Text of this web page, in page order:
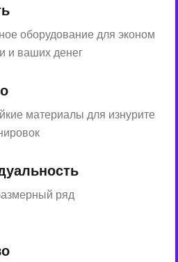
оборудование для эконом
и ваших денег
материалы для изнурите
ряд